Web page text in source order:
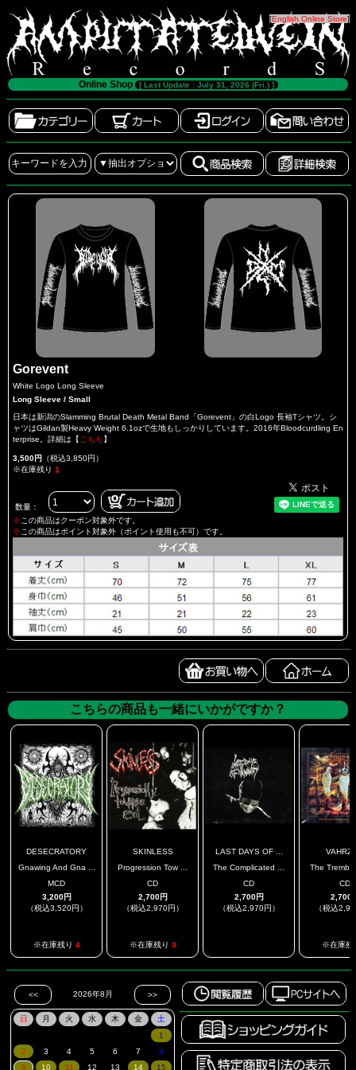
[English Online Store]
Online Shop [ Last Update : July 31, 2026 (Fri.) ]
Gorevent
White Logo Long Sleeve
Long Sleeve / Small
日本は新潟のSlamming Brutal Death Metal Band「Gorevent」の白Logo 長袖Tシャツ。シ
ャツはGildan製Heavy Weight 6.1ozで生地もしっかりしています。2016年Bloodcurdling En
terprise。詳細は【 こちら】
3,500円 （税込3,850円）
※在庫残り 1
数量：
※ この商品はクーポン対象外です。
※ この商品はポイント対象外（ポイント使用も不可）です。
こちらの商品も一緒にいかがですか？
DESECRATORY
Gnawing And Gna ...
MCD
3,200円
（税込3,520円）
※在庫残り 4
SKINLESS
Progression Tow ...
CD
2,700円
（税込2,970円）
※在庫残り 3
LAST DAYS OF ...
The Complicated ...
CD
2,700円
（税込2,970円）
The
CD
2,700
（税込
※在庫残